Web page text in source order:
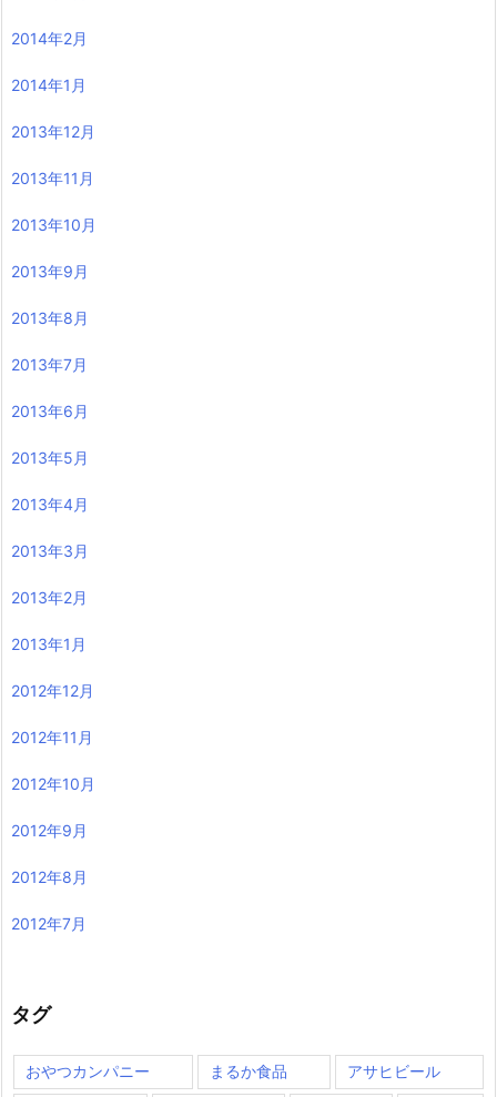
2014年2月
2014年1月
2013年12月
2013年11月
2013年10月
2013年9月
2013年8月
2013年7月
2013年6月
2013年5月
2013年4月
2013年3月
2013年2月
2013年1月
2012年12月
2012年11月
2012年10月
2012年9月
2012年8月
2012年7月
タグ
おやつカンパニー まるか食品 アサヒビール